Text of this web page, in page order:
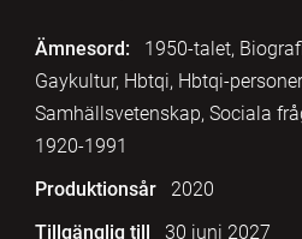
Ämnesord:
1950-talet,
Gaykultur, Hbtqi, Hbtqi-
Samhällsvetenskap, Sociala
1920-1991
Produktionsår
2020
Tillgänglig till
30 juni 2027